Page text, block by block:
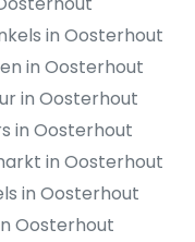
in Oosterhout
in Oosterhout
in Oosterhout
in Oosterhout
in Oosterhout
in Oosterhout
Oosterhout